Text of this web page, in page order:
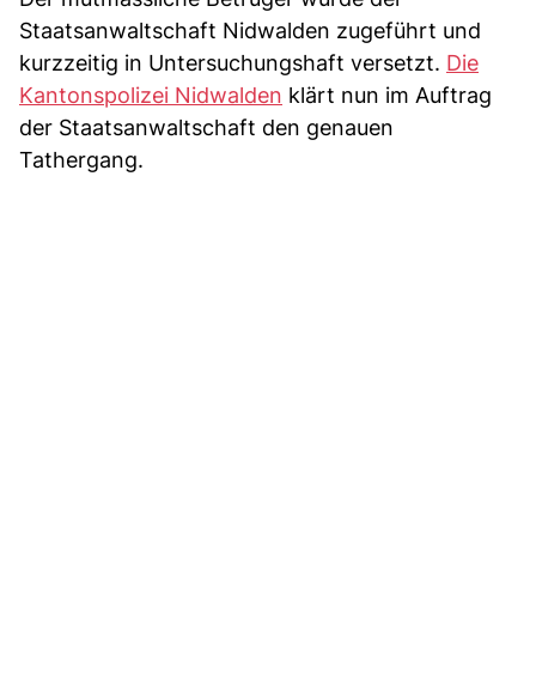
Staatsanwaltschaft Nidwalden zugeführt und
kurzzeitig in Untersuchungshaft versetzt. Die
Kantonspolizei Nidwalden klärt nun im Auftrag
der Staatsanwaltschaft den genauen
Tathergang.